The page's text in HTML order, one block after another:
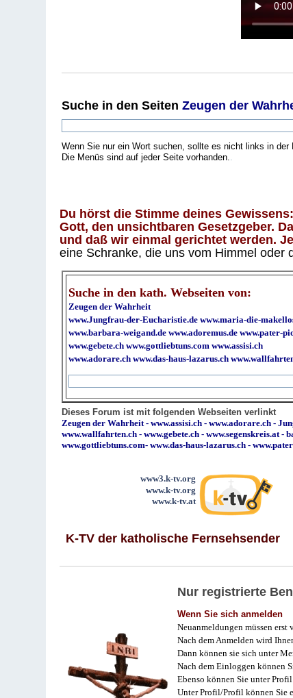
Suche in den SeitenZeugen der
Wenn Sie nur ein Wort suchen, sollte es nicht links in
Die Menüs sind auf jeder Seite vorhanden..
Du hörst die Stimme deines
Gott, den unsichtbaren Gesetzgeber.
und daß wir einmal gerichtet werden.
eine Schranke, die uns vom Himmel oder
Suche in den kath. Webseiten von:
Zeugen der Wahrheit
www.Jungfrau-der-Eucharistie.de www.maria-die-
www.barbara-weigand.de www.adoremus.de www.pater-
www.gebete.ch www.gottliebtuns.com www.assisi.ch
www.adorare.ch www.das-haus-lazarus.ch
Dieses Forum ist mit folgenden Webseiten verlinkt
Zeugen der Wahrheit-www.assisi.ch -www.adorare.ch -
www.wallfahrten.ch -www.gebete.ch -www.segenskreis.at-
www.gottliebtuns.com-www.das-haus-lazarus.ch -
www3.k-tv.org
www.k-tv.org
www.k-tv.at
K-TV der katholische Fernsehsender
Nur registrierte
Wenn Sie sich anmelden
Neuanmeldungen müssen
Nach dem Anmelden wird
Dann können sie sich unter
Nach dem Einloggen können
Ebenso können Sie unter
Unter Profil/Profil können Sie